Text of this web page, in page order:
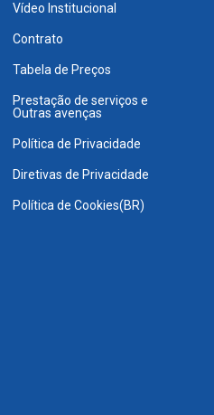
Vídeo Institucional
Contrato
Tabela de Preços
Prestação de serviços e
Outras avenças
Política de Privacidade
Diretivas de Privacidade
Política de Cookies(BR)